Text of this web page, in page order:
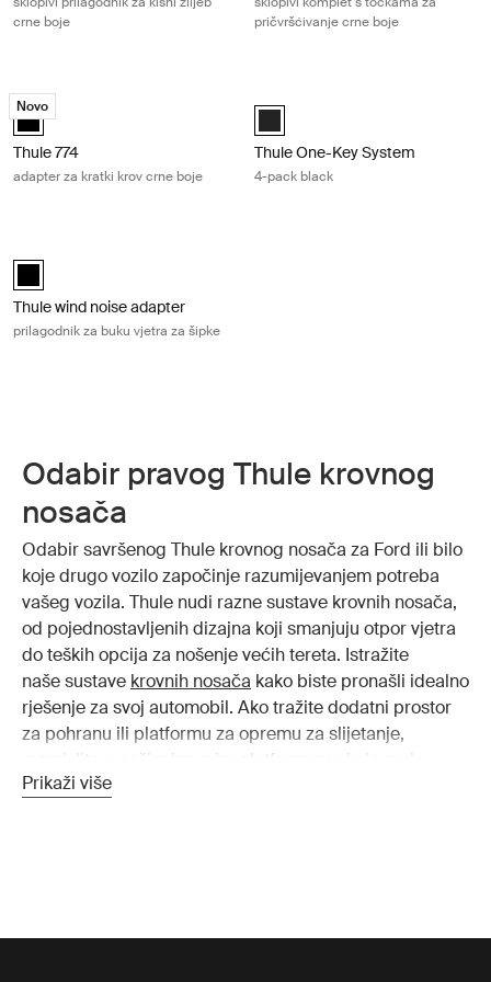
crne boje
pričvršćivanje crne boje
Thule 774 adapter za kratki krov crne boje Black
Novo
Thule 774 Crna (selected)
Thule 774
adapter za kratki krov crne boje
Black (selected)
Thule One-Key System
4-pack black
Thule wind noise adapter Crna (selected)
Thule wind noise adapter
prilagodnik za buku vjetra za šipke
Odabir pravog Thule krovnog
nosača
Odabir savršenog Thule krovnog nosača za Ford ili bilo
koje drugo vozilo započinje razumijevanjem potreba
vašeg vozila. Thule nudi razne sustave krovnih nosača,
od pojednostavljenih dizajna koji smanjuju otpor vjetra
do teških opcija za nošenje većih tereta. Istražite
naše sustave krovnih nosača kako biste pronašli idealno
rješenje za svoj automobil. Ako tražite dodatni prostor
za pohranu ili platformu za opremu za slijetanje,
razmislite o našim krovnim platformama
koje nude
svestranu i čvrstu bazu za vaše avanture.
Thule krovni nosač više je od pukog rješenja za
Prikaži više